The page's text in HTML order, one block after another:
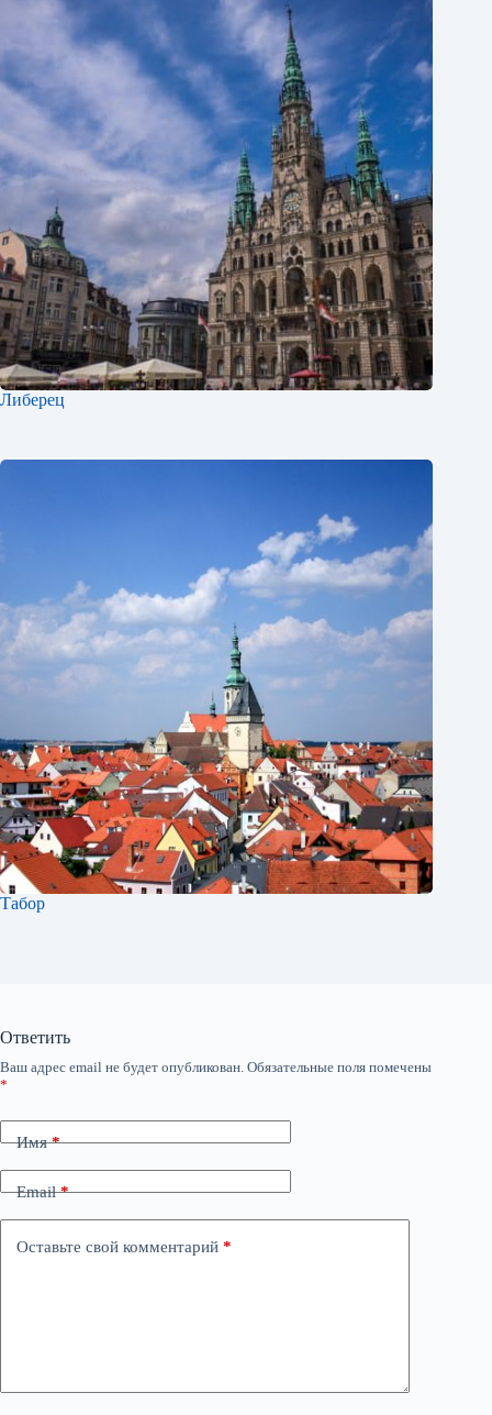
Либерец
Табор
Ответить
Ваш адрес email не будет опубликован. Обязательные поля помечены
*
Имя*
Email*
Оставьте свой комментарий *